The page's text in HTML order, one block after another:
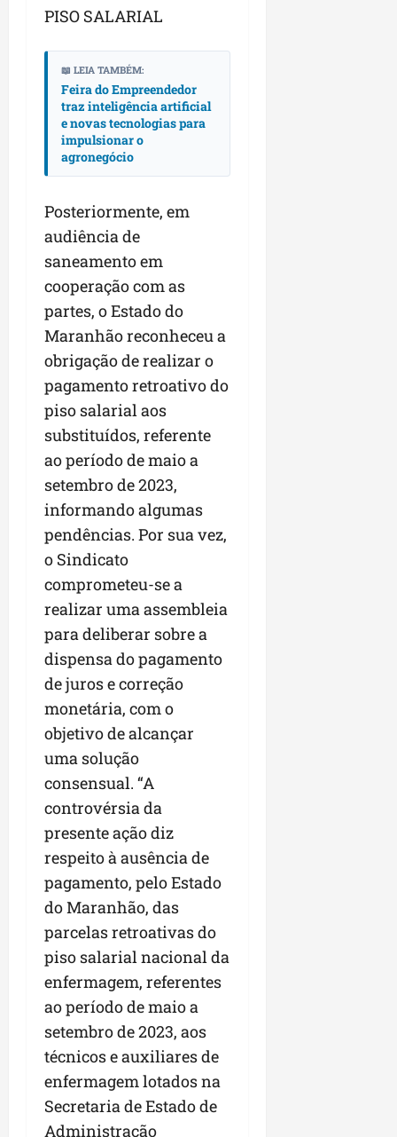
PISO SALARIAL
📖 LEIA TAMBÉM:
Feira do Empreendedor
traz inteligência artificial
e novas tecnologias para
impulsionar o
agronegócio
Posteriormente, em
audiência de
saneamento em
cooperação com as
partes, o Estado do
Maranhão reconheceu a
obrigação de realizar o
pagamento retroativo do
piso salarial aos
substituídos, referente
ao período de maio a
setembro de 2023,
informando algumas
pendências. Por sua vez,
o Sindicato
comprometeu-se a
realizar uma assembleia
para deliberar sobre a
dispensa do pagamento
de juros e correção
monetária, com o
objetivo de alcançar
uma solução
consensual. “A
controvérsia da
presente ação diz
respeito à ausência de
pagamento, pelo Estado
do Maranhão, das
parcelas retroativas do
piso salarial nacional da
enfermagem, referentes
ao período de maio a
setembro de 2023, aos
técnicos e auxiliares de
enfermagem lotados na
Secretaria de Estado de
Administração